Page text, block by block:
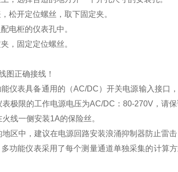
松开定位螺丝，取下固定夹。
电柜的仪表孔中。
，固定定位螺丝。
图正确接线！
仪表具备通用的（AC/DC）开关电源输入接口
极限的工作电源电压为AC/DC ： 80-270V ，请
线一侧安装1A的保险丝。
区中，建议在电源回路安装浪涌抑制器防止雷击
功能仪表采用了每个测量通道单独采集的计算